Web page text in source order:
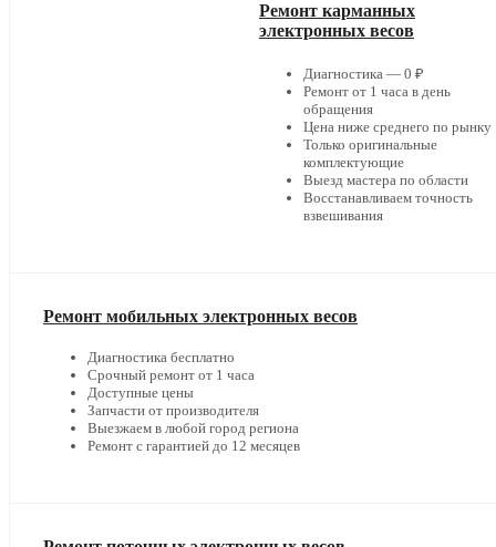
Ремонт карманных
электронных весов
Диагностика — 0 ₽
Ремонт от 1 часа в день
обращения
Цена ниже среднего по рынку
Только оригинальные
комплектующие
Выезд мастера по области
Восстанавливаем точность
взвешивания
Ремонт мобильных электронных весов
Диагностика бесплатно
Срочный ремонт от 1 часа
Доступные цены
Запчасти от производителя
Выезжаем в любой город региона
Ремонт с гарантией до 12 месяцев